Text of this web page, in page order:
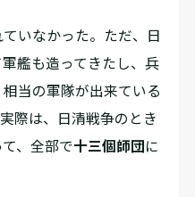
いなかった。ただ、日
艦も造ってきたし、兵
当の軍隊が出来ている
際は、日清戦争のとき
、全部で十三個師団に